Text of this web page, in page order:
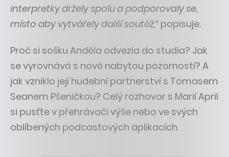
interpretky držely spolu a podporovaly se,
místo aby vytvářely další soutěž,“ popisuje.
Proč si sošku Anděla odvezla do studia? Jak
se vyrovnává s nově nabytou pozorností? A
jak vzniklo její hudební partnerství s Tomasem
Seanem Pšeničkou? Celý rozhovor s Marií April
si pusťte v přehrávači výše nebo ve svých
oblíbených podcastových aplikacích.